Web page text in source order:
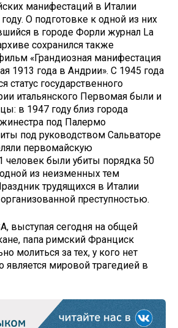
манифестаций в Италии
О подготовке к одной из них
в городе Форли журнал La
сохранился также
«Грандиозная манифестация
1913 года в Андрии». С 1945 года
статус государственного
итальянского Первомая были и
в 1947 году близ города
под Палермо
под руководством Сальваторе
первомайскую
были убиты порядка 50
из неизменных тем
трудящихся в Италии
преступностью.
выступая сегодня на общей
папа римский Франциск
молиться за тех, у кого нет
является мировой трагедией в